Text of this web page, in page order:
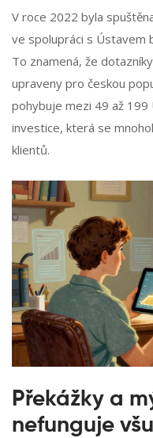
V roce 2022 byla
ve spolupráci s Ústavem
To znamená, že
upraveny pro českou
pohybuje mezi 49 až 199
investice, která se
klientů.
Překážky a
nefunguje